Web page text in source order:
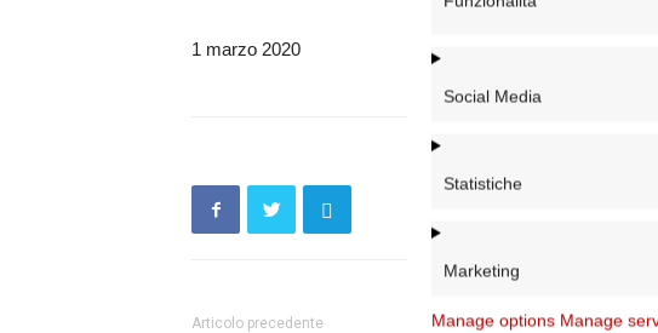
Social Media
Statistiche
Marketing
Manage options Manage
1 marzo 2020
Articolo precedente